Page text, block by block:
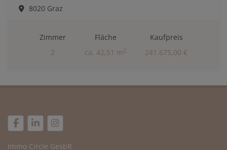
8020 Graz
Zimmer
2
Fläche
ca. 42,51 m2
Kaufpreis
241.675,00 €
Immo Circle GesbR